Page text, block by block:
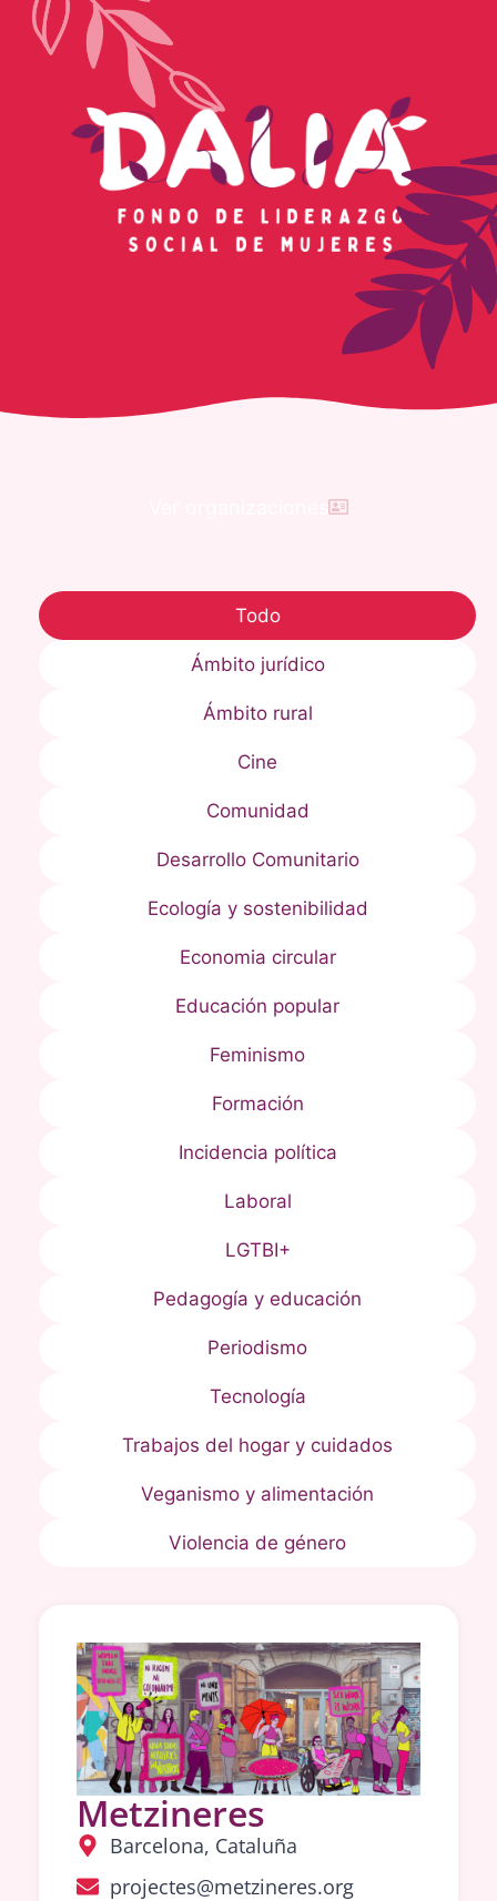
Ámbito jurídico
Ámbito rural
Cine
Comunidad
Desarrollo Comunitario
Ecología y sostenibilidad
Economia circular
Educación popular
Feminismo
Formación
Incidencia política
Laboral
LGTBI+
Pedagogía y educación
Periodismo
Tecnología
Trabajos del hogar y cuidados
Veganismo y alimentación
Violencia de género
Todo
Metzineres
Barcelona, Cataluña
projectes@metzineres.org